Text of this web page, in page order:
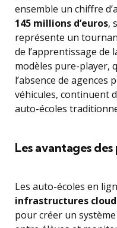
ensemble un chiffre
145 millions d’euros,
représente un
de l’apprentissage de
modèles pure-player,
l’absence de agences
véhicules, continuent
auto-écoles
Les avantages
Les auto-écoles en
infrastructures cloud
pour créer un